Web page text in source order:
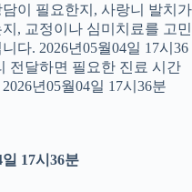
이 필요한지, 사랑니 발치가
, 교정이나 심미치료를 고민
다. 2026년05월04일 17시36
전달하면 필요한 진료 시간
년05월04일 17시36분
17시36분